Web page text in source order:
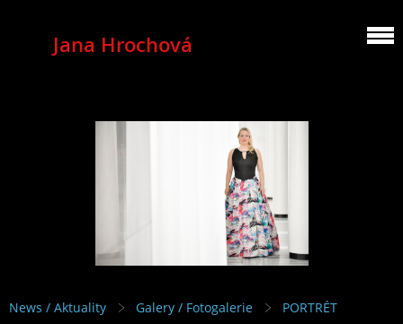
Jana Hrochová
MEZZOSOPRANO
News / Aktuality Galery / Fotogalerie
PORTRÉT